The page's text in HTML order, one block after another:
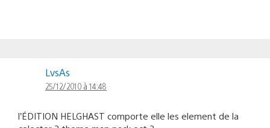
LvsAs
25/12/2010 à 14:48
l’ÉDITION HELGHAST comporte elle les element de la